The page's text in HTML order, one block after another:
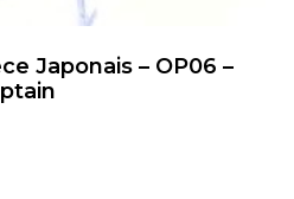
Japonais – OP06 –